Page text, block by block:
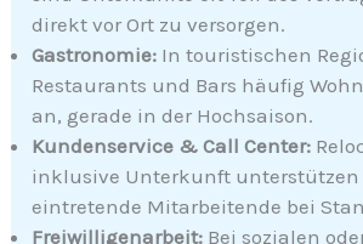
direkt vor Ort zu versorgen.
Gastronomie: In touristischen
Restaurants und Bars häufig
an, gerade in der Hochsaison.
Kundenservice & Call Center:
inklusive Unterkunft unterstützen
eintretende Mitarbeitende bei
Freiwilligenarbeit: Bei sozialen